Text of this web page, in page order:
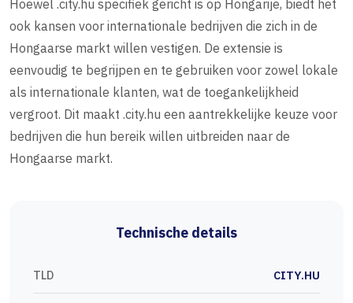
Hoewel .city.hu specifiek gericht is op Hongarije, biedt het
ook kansen voor internationale bedrijven die zich in de
Hongaarse markt willen vestigen. De extensie is
eenvoudig te begrijpen en te gebruiken voor zowel lokale
als internationale klanten, wat de toegankelijkheid
vergroot. Dit maakt .city.hu een aantrekkelijke keuze voor
bedrijven die hun bereik willen uitbreiden naar de
Hongaarse markt.
Technische details
TLD CITY.HU